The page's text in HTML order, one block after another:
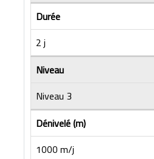
Durée
2 j
Niveau
Niveau 3
Dénivelé (m)
1000 m/j